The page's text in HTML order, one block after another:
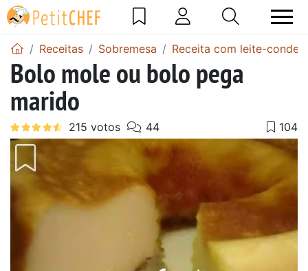
Receitas Sobremesa Receita com leite-
Bolo mole ou bolo pega
marido